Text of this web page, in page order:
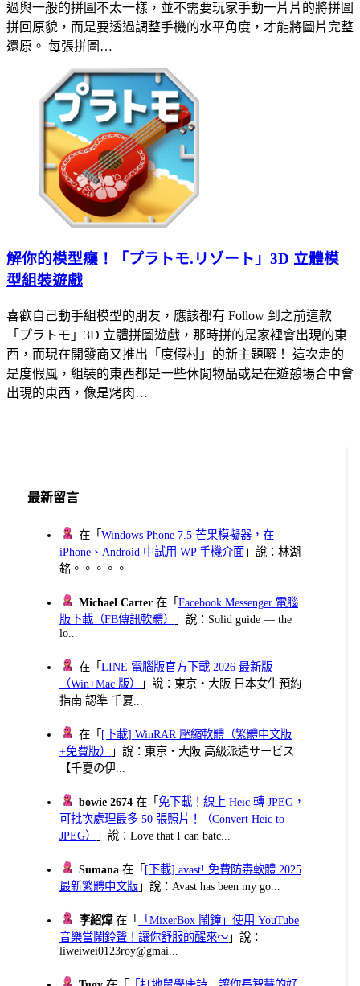
過與一般的拼圖不太一樣，並不需要玩家手動一片片的將拼圖
拼回原貌，而是要透過調整手機的水平角度，才能將圖片完整
還原。 每張拼圖…
解你的模型癮！「プラトモ.リゾート」3D 立體模
型組裝遊戲
喜歡自己動手組模型的朋友，應該都有 Follow 到之前這款
「プラトモ」3D 立體拼圖遊戲，那時拼的是家裡會出現的東
西，而現在開發商又推出「度假村」的新主題囉！ 這次走的
是度假風，組裝的東西都是一些休閒物品或是在遊憩場合中會
出現的東西，像是烤肉…
最新留言
在「Windows Phone 7.5 芒果模擬器，在
iPhone、Android 中試用 WP 手機介面 」說：林湖
銘。。。。。
Michael Carter 在「Facebook Messenger 電腦
版下載（FB傳訊軟體）
」說：Solid guide — the
lo...
在「LINE 電腦版官方下載 2026 最新版
（Win+Mac 版）
」說：東京・大阪 日本女生預約
指南 認準 千夏...
在「 [下載] WinRAR 壓縮軟體（繁體中文版
+免費版）
」說：東京・大阪 高級派遣サービス
【千夏の伊...
bowie 2674 在「免下載！線上 Heic 轉 JPEG，
可批次處理最多 50 張照片！（Convert Heic to
JPEG）
」說：Love that I can batc...
Sumana 在「 [下載] avast! 免費防毒軟體 2025
最新繁體中文版 」說：Avast has been my go...
李紹煒在「
「MixerBox 鬧鐘」使用 YouTube
音樂當鬧鈴聲！讓你舒服的醒來～ 」說：
liweiwei0123roy@gmai...